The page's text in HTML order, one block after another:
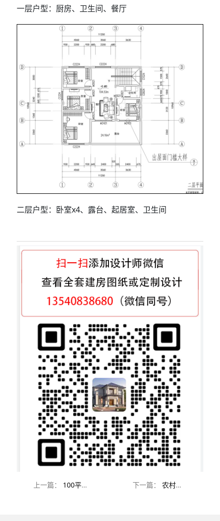
一层户型：厨房、卫生间、餐厅
二层户型：卧室x4、露台、起居室、卫生间
上一篇： 100平农村四层自建别墅设计， 现代风格带挑空客厅 下一篇： 农村二层现代别墅设计，黑白花带大玻璃现代感十足